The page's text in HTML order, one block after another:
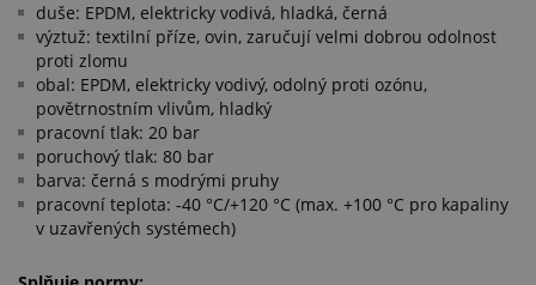
duše: EPDM, elektricky vodivá, hladká, černá
výztuž: textilní příze, ovin, zaručují velmi dobrou odolnost
proti zlomu
obal: EPDM, elektricky vodivý, odolný proti ozónu,
povětrnostním vlivům, hladký
pracovní tlak: 20 bar
poruchový tlak: 80 bar
barva: černá s modrými pruhy
pracovní teplota: -40 °C/+120 °C (max. +100 °C pro kapaliny
v uzavřených systémech)